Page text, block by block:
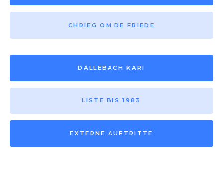
CHRIEG OM DE FRIEDE
DÄLLEBACH KARI
LISTE BIS 1983
EXTERNE AUFTRITTE